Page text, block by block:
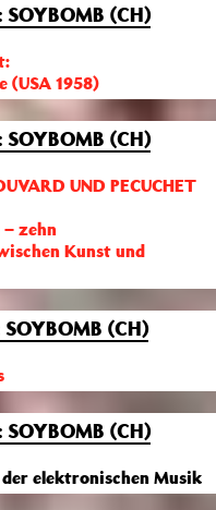
SOYBOMB (CH)
(USA 1958)
SOYBOMB (CH)
UND PECUCHET
zehn
Kunst und
(CH)
SOYBOMB (CH)
elektronischen Musik